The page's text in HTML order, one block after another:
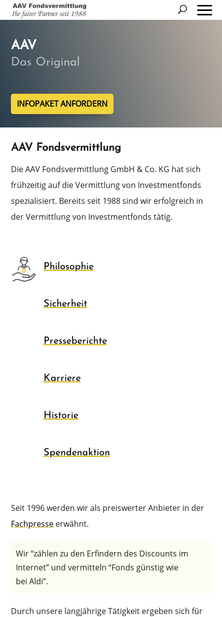
AAV
Das Original
INFOPAKET ANFORDERN
AAV Fondsvermittlung
Die AAV Fonds­ver­mitt­lung GmbH & Co. KG hat sich
frühzei­tig auf die Vermitt­lung von Invest­ment­fonds
spezia­li­siert. Bereits seit 1988 sind wir erfolg­reich in
der Vermitt­lung von Invest­ment­fonds tätig.
Philosophie
Sicherheit
Presseberichte
Karriere
Historie
Spendenaktion
Seit 1996 werden wir als preis­wer­ter Anbie­ter in der
Fachpres­se erwähnt.
Wir “zählen zu den Erfin­dern des Discounts im
Inter­net” und vermit­teln “Fonds günstig wie
bei Aldi”.
Durch unsere langjäh­ri­ge Tätig­keit ergeben sich für